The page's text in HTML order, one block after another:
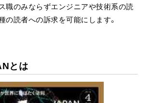
職のみならずエンジニアや技術系の読
の読者への訴求を可能にします。
とは